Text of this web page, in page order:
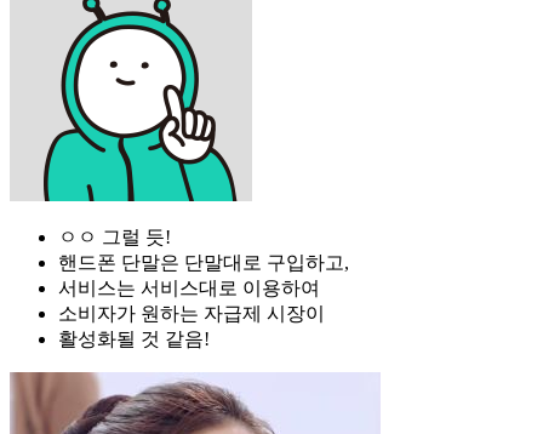
ㅇㅇ 그럴 듯!
핸드폰 단말은 단말대로 구입하고,
서비스는 서비스대로 이용하여
소비자가 원하는 자급제 시장이
활성화될 것 같음!